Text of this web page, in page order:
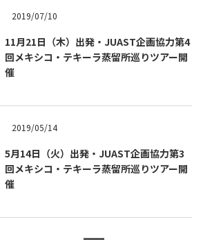
2019/07/10
11月21日（木）出発・JUAST企画協力第4
回メキシコ・テキーラ蒸留所巡りツアー開
催
2019/05/14
5月14日（火）出発・JUAST企画協力第3
回メキシコ・テキーラ蒸留所巡りツアー開
催